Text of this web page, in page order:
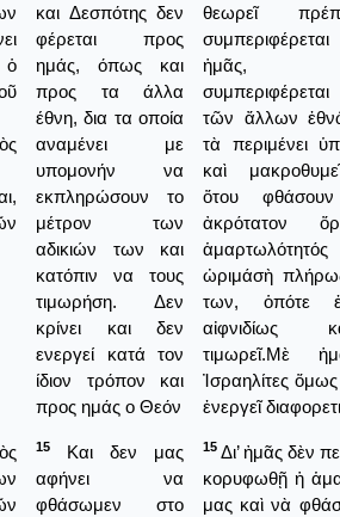
ὁ
και Δεσπότης δεν
φέρεται προς
ημάς, όπως και
προς τα άλλα
έθνη, δια τα οποία
αναμένει με
υπομονήν να
εκπληρώσουν το
μέτρον των
αδικιών των και
κατόπιν να τους
τιμωρήση. Δεν
κρίνει και δεν
ενεργεί κατά τον
ίδιον τρόπον και
προς ημάς ο Θεόν
θεωρεῖ
ἡμᾶς,
τῶν ἄλλων
τὰ περιμένει
καὶ
ὅτου
ἀκρότατον
ὠριμάσὴ
των, ὁπότε
αἰφνιδίως
τιμωρεῖ.Μὲ
Ἰσραηλίτες ὅμως
ἐνεργεῖ
15
Και δεν μας
αφήνει να
φθάσωμεν στο
15 Δι’ ἠμᾶς δὲν
κορυφωθῇ ἡ
μας καὶ νὰ